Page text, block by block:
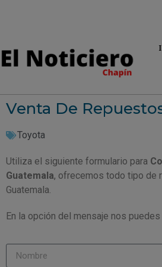
Venta De
Toyota
Utiliza el siguiente formulario para
Guatemala, ofrecemos todo tipo de
Guatemala.
En la opción del mensaje nos